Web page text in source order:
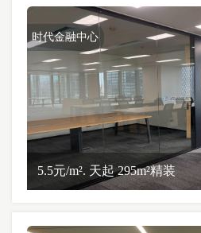
时代金融中心
5.5元/m². 天起 295m²精装